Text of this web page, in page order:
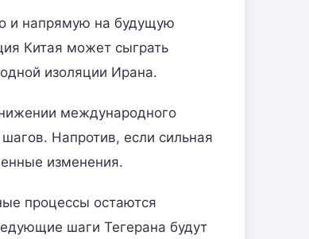
и напрямую на будущую
Китая может сыграть
изоляции Ирана.
международного
Напротив, если сильная
изменения.
процессы остаются
шаги Тегерана будут